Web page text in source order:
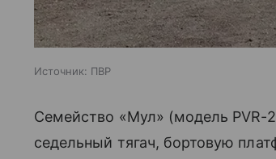
Источник: ПВР
Семейство «Мул» (модель PVR-
седельный тягач, бортовую